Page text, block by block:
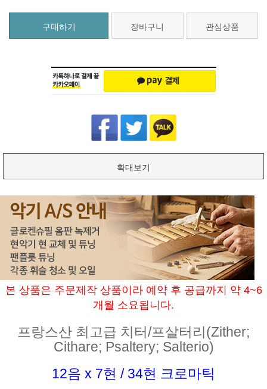
구매하기 장바구니 관심상품
확대보기
본 상품은 주문제작 상품이라 예약 후 공급까지 약 4~6
개월 소요됩니다.
프랑스산 최고급 치터/프살터리(Zither;
Cithare; Psaltery; Salterio)
12음 x 7현 / 34현 크로마틱